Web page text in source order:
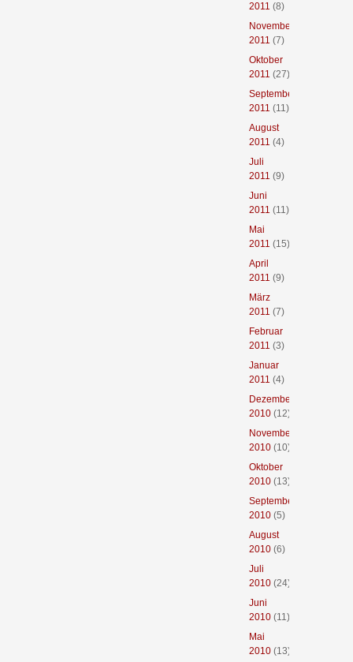
2011 (8)
November
2011 (7)
Oktober
2011 (27)
September
2011 (11)
August
2011 (4)
Juli
2011 (9)
Juni
2011 (11)
Mai
2011 (15)
April
2011 (9)
März
2011 (7)
Februar
2011 (3)
Januar
2011 (4)
Dezember
2010(12)
November
2010(10)
Oktober
2010(13)
September
2010(5)
August
2010(6)
Juli
2010(24)
Juni
2010(11)
Mai
2010(13)